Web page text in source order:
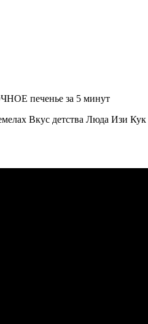
Вкус детства Люда Изи